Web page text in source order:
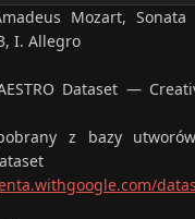
Mozart,
I. Allegro
Dataset —
z bazy